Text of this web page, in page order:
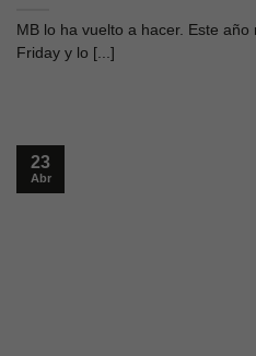
MB lo ha vuelto a hacer. Este
Friday y lo [...]
23
Abr